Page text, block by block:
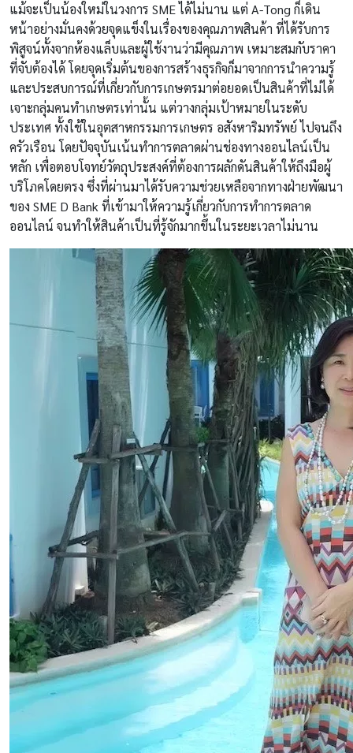
แม้จะเป็นน้องใหม่ในวงการ SME ได้ไม่นาน แต่ A-Tong ก็เดิน
หน้าอย่างมั่นคงด้วยจุดแข็งในเรื่องของคุณภาพสินค้า ที่ได้รับการ
พิสูจน์ทั้งจากห้องแล็บและผู้ใช้งานว่ามีคุณภาพ เหมาะสมกับราคา
ที่จับต้องได้ โดยจุดเริ่มต้นของการสร้างธุรกิจก็มาจากการนำความรู้
และประสบการณ์ที่เกี่ยวกับการเกษตรมาต่อยอดเป็นสินค้าที่ไม่ได้
เจาะกลุ่มคนทำเกษตรเท่านั้น แต่วางกลุ่มเป้าหมายในระดับ
ประเทศ ทั้งใช้ในอุตสาหกรรมการเกษตร อสังหาริมทรัพย์ ไปจนถึง
ครัวเรือน โดยปัจจุบันเน้นทำการตลาดผ่านช่องทางออนไลน์เป็น
หลัก เพื่อตอบโจทย์วัตถุประสงค์ที่ต้องการผลักดันสินค้าให้ถึงมือผู้
บริโภคโดยตรง ซึ่งที่ผ่านมาได้รับความช่วยเหลือจากทางฝ่ายพัฒนา
ของ SME D Bank ที่เข้ามาให้ความรู้เกี่ยวกับการทำการตลาด
ออนไลน์ จนทำให้สินค้าเป็นที่รู้จักมากขึ้นในระยะเวลาไม่นาน